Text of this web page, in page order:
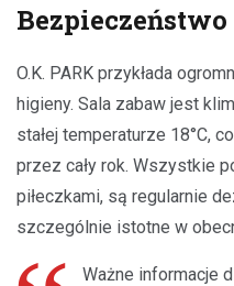
O.K. PARK przykłada
higieny. Sala zabaw jest
stałej temperaturze 18°C,
przez cały rok. Wszystkie
piłeczkami, są regularnie
szczególnie istotne w
Ważne informacje